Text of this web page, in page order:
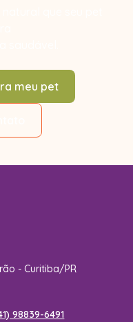
meu pet
- Curitiba/PR
98839-6491